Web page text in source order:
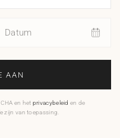
Datum
AAN
en het privacybeleid en de
zijn van toepassing.